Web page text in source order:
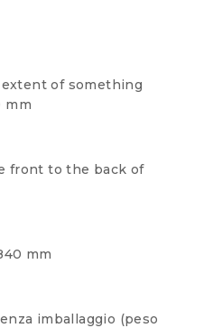
of something
mm
front to the back of
mm
imballaggio (peso